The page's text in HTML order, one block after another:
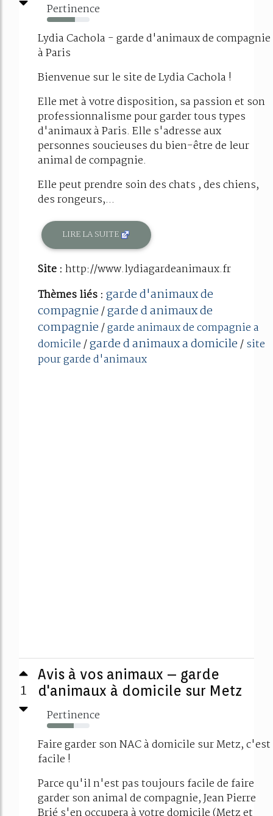
Pertinence
65%
Lydia Cachola - garde d'animaux de compagnie
à Paris
Bienvenue sur le site de Lydia Cachola !
Elle met à votre disposition, sa passion et son
professionnalisme pour garder tous types
d'animaux à Paris. Elle s'adresse aux
personnes soucieuses du bien-être de leur
animal de compagnie.
Elle peut prendre soin des chats , des chiens,
des rongeurs,...
LIRE LA SUITE
Site : http://www.lydiagardeanimaux.fr
Thèmes liés : garde d'animaux de
compagnie/garde d animaux de
compagnie/garde animaux de compagnie a
domicile/garde d animaux a domicile/site
pour garde d'animaux
1
Avis à vos animaux – garde
d'animaux à domicile sur Metz
Pertinence
63%
Faire garder son NAC à domicile sur Metz, c'est
facile !
Parce qu'il n'est pas toujours facile de faire
garder son animal de compagnie, Jean Pierre